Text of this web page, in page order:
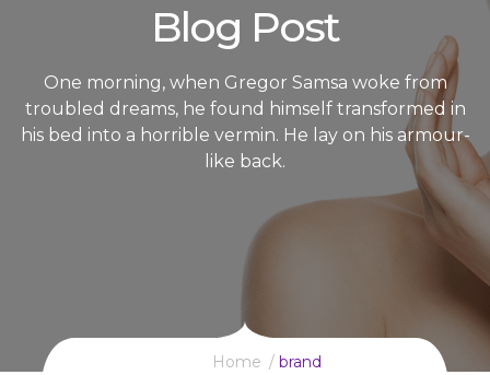
Blog Post
One morning, when Gregor Samsa woke from
troubled dreams, he found himself transformed in
his bed into a horrible vermin. He lay on his armour-
like back.
Home brand